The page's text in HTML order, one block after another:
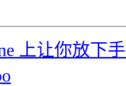
上让你放下